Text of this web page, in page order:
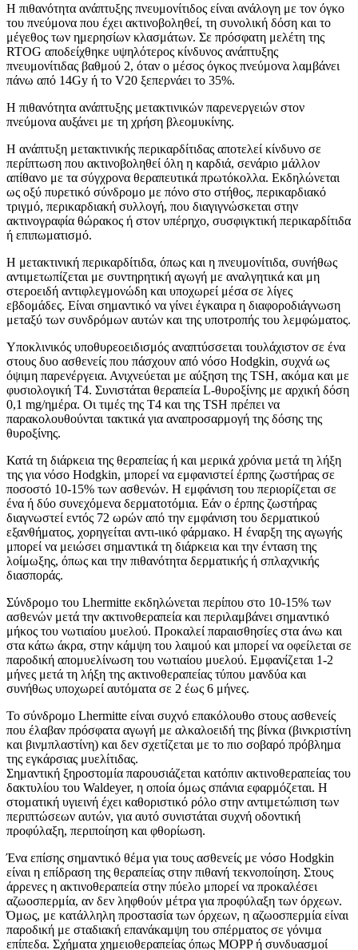
Η πιθανότητα ανάπτυξης πνευμονίτιδος είναι ανάλογη με τον όγκο
του πνεύμονα που έχει ακτινοβοληθεί, τη συνολική δόση και το
μέγεθος των ημερησίων κλασμάτων. Σε πρόσφατη μελέτη της
RTOG αποδείχθηκε υψηλότερος κίνδυνος ανάπτυξης
πνευμονίτιδας βαθμού 2, όταν ο μέσος όγκος πνεύμονα λαμβάνει
πάνω από 14Gy ή το V20 ξεπερνάει το 35%.
H πιθανότητα ανάπτυξης μετακτινικών παρενεργειών στον
πνεύμονα αυξάνει με τη χρήση βλεομυκίνης.
Η ανάπτυξη μετακτινικής περικαρδίτιδας αποτελεί κίνδυνο σε
περίπτωση που ακτινοβοληθεί όλη η καρδιά, σενάριο μάλλον
απίθανο με τα σύγχρονα θεραπευτικά πρωτόκολλα. Εκδηλώνεται
ως οξύ πυρετικό σύνδρομο με πόνο στο στήθος, περικαρδιακό
τριγμό, περικαρδιακή συλλογή, που διαγιγνώσκεται στην
ακτινογραφία θώρακος ή στον υπέρηχο, συσφιγκτική περικαρδίτιδα
ή επιπωματισμό.
Η μετακτινική περικαρδίτιδα, όπως και η πνευμονίτιδα, συνήθως
αντιμετωπίζεται με συντηρητική αγωγή με αναλγητικά και μη
στεροειδή αντιφλεγμονώδη και υποχωρεί μέσα σε λίγες
εβδομάδες. Είναι σημαντικό να γίνει έγκαιρα η διαφοροδιάγνωση
μεταξύ των συνδρόμων αυτών και της υποτροπής του λεμφώματος.
Υποκλινικός υποθυρεοειδισμός αναπτύσσεται τουλάχιστον σε ένα
στους δυο ασθενείς που πάσχουν από νόσο Hodgkin, συχνά ως
όψιμη παρενέργεια. Ανιχνεύεται με αύξηση της TSH, ακόμα και με
φυσιολογική Τ4. Συνιστάται θεραπεία L-θυροξίνης με αρχική δόση
0,1 mg/ημέρα. Οι τιμές της Τ4 και της TSH πρέπει να
παρακολουθούνται τακτικά για αναπροσαρμογή της δόσης της
θυροξίνης.
Κατά τη διάρκεια της θεραπείας ή και μερικά χρόνια μετά τη λήξη
της για νόσο Hodgkin, μπορεί να εμφανιστεί έρπης ζωστήρας σε
ποσοστό 10-15% των ασθενών. Η εμφάνιση του περιορίζεται σε
ένα ή δύο συνεχόμενα δερματοτόμια. Εάν ο έρπης ζωστήρας
διαγνωστεί εντός 72 ωρών από την εμφάνιση του δερματικού
εξανθήματος, χορηγείται αντι-ιικό φάρμακο. Η έναρξη της αγωγής
μπορεί να μειώσει σημαντικά τη διάρκεια και την ένταση της
λοίμωξης, όπως και την πιθανότητα δερματικής ή σπλαχνικής
διασποράς.
Σύνδρομο του Lhermitte εκδηλώνεται περίπου στο 10-15% των
ασθενών μετά την ακτινοθεραπεία και περιλαμβάνει σημαντικό
μήκος του νωτιαίου μυελού. Προκαλεί παραισθησίες στα άνω και
στα κάτω άκρα, στην κάμψη του λαιμού και μπορεί να οφείλεται σε
παροδική απομυελίνωση του νωτιαίου μυελού. Εμφανίζεται 1-2
μήνες μετά τη λήξη της ακτινοθεραπείας τύπου μανδύα και
συνήθως υποχωρεί αυτόματα σε 2 έως 6 μήνες.
Το σύνδρομο Lhermitte είναι συχνό επακόλουθο στους ασθενείς
που έλαβαν πρόσφατα αγωγή με αλκαλοειδή της βίνκα (βινκριστίνη
και βινμπλαστίνη) και δεν σχετίζεται με το πιο σοβαρό πρόβλημα
της εγκάρσιας μυελίτιδας.
Σημαντική ξηροστομία παρουσιάζεται κατόπιν ακτινοθεραπείας του
δακτυλίου του Waldeyer, η οποία όμως σπάνια εφαρμόζεται. Η
στοματική υγιεινή έχει καθοριστικό ρόλο στην αντιμετώπιση των
περιπτώσεων αυτών, για αυτό συνιστάται συχνή οδοντική
προφύλαξη, περιποίηση και φθορίωση.
Ένα επίσης σημαντικό θέμα για τους ασθενείς με νόσο Hodgkin
είναι η επίδραση της θεραπείας στην πιθανή τεκνοποίηση. Στους
άρρενες η ακτινοθεραπεία στην πύελο μπορεί να προκαλέσει
αζωοσπερμία, αν δεν ληφθούν μέτρα για προφύλαξη των όρχεων.
Όμως, με κατάλληλη προστασία των όρχεων, η αζωοσπερμία είναι
παροδική με σταδιακή επανάκαμψη του σπέρματος σε γόνιμα
επίπεδα. Σχήματα χημειοθεραπείας όπως MOPP ή συνδυασμοί